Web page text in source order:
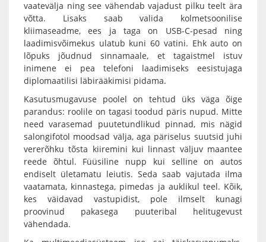
vaatevälja ning see vähendab vajadust pilku teelt ära
võtta. Lisaks saab valida kolmetsoonilise
kliimaseadme, ees ja taga on USB-C-pesad ning
laadimisvõimekus ulatub kuni 60 vatini. Ehk auto on
lõpuks jõudnud sinnamaale, et tagaistmel istuv
inimene ei pea telefoni laadimiseks eesistujaga
diplomaatilisi läbirääkimisi pidama.
Kasutusmugavuse poolel on tehtud üks väga õige
parandus: roolile on tagasi toodud päris nupud. Mitte
need varasemad puutetundlikud pinnad, mis nägid
salongifotol moodsad välja, aga päriselus suutsid juhi
vererõhku tõsta kiiremini kui linnast väljuv maantee
reede õhtul. Füüsiline nupp kui selline on autos
endiselt ületamatu leiutis. Seda saab vajutada ilma
vaatamata, kinnastega, pimedas ja auklikul teel. Kõik,
kes väidavad vastupidist, pole ilmselt kunagi
proovinud pakasega puuteribal helitugevust
vähendada.